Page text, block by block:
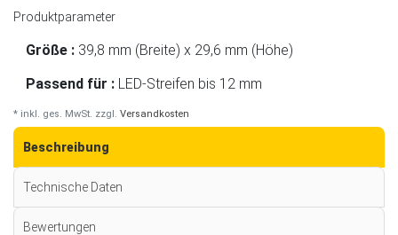
Produktparameter
Größe : 39,8 mm (Breite) x 29,6 mm (Höhe)
Passend für : LED-Streifen bis 12 mm
* inkl. ges. MwSt. zzgl. Versandkosten
Beschreibung
Technische Daten
Bewertungen